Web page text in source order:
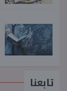
تابعنا